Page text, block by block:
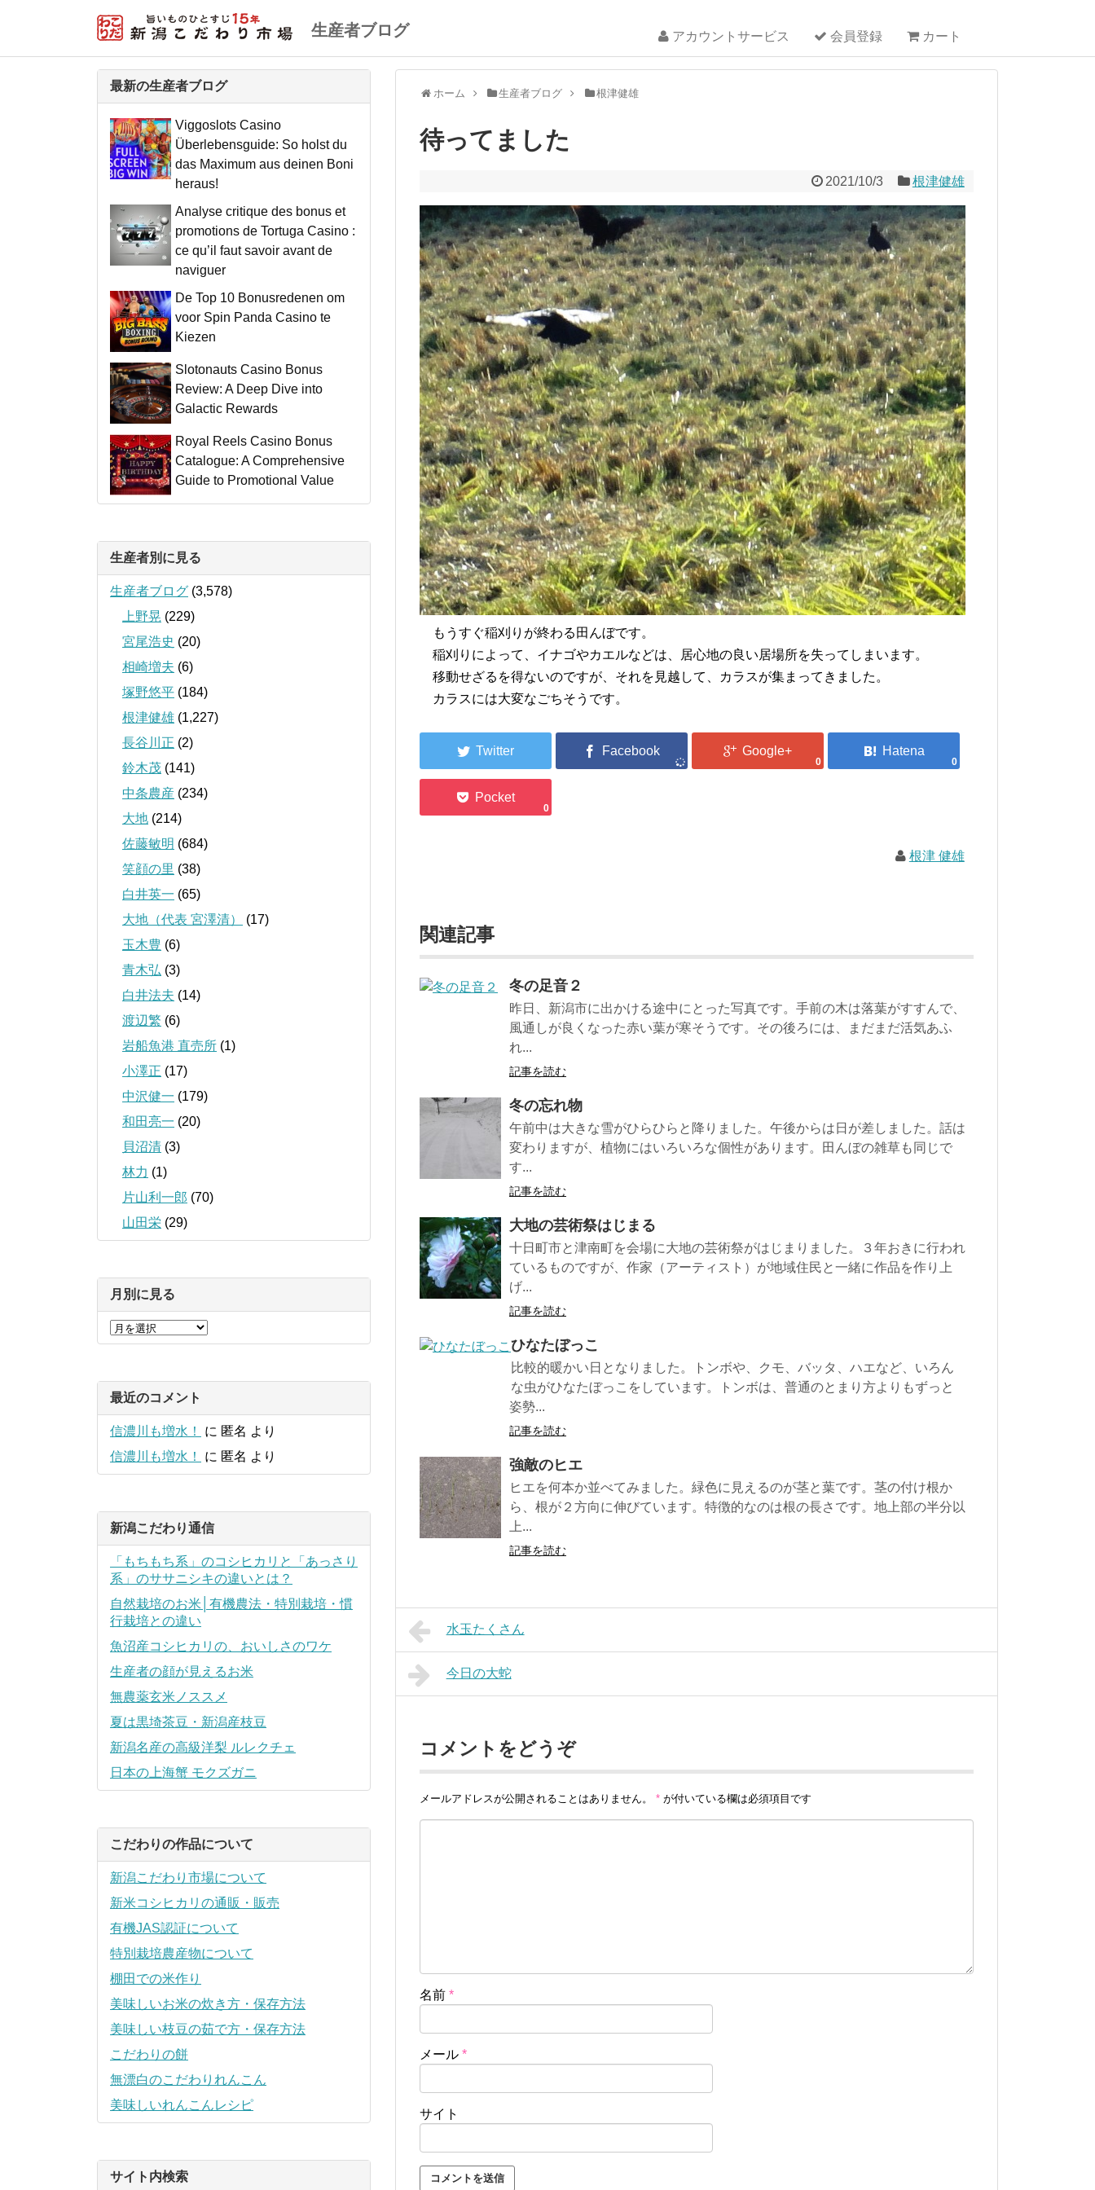
生産者ブログ アカウントサービス 会員登録 カート
ホーム 生産者ブログ 根津健雄
待ってました
2021/10/3 根津健雄
もうすぐ稲刈りが終わる田んぼです。
稲刈りによって、イナゴやカエルなどは、居心地の良い居場所を失ってしまいます。
移動せざるを得ないのですが、それを見越して、カラスが集まってきました。
カラスには大変なごちそうです。
0 0
0
根津 健雄
関連記事
冬の足音２
昨日、新潟市に出かける途中にとった写真です。手前の木は落葉がすすんで、
風通しが良くなった赤い葉が寒そうです。その後ろには、まだまだ活気あふ
れ...
記事を読む
冬の忘れ物
午前中は大きな雪がひらひらと降りました。午後からは日が差しました。話は
変わりますが、植物にはいろいろな個性があります。田んぼの雑草も同じで
す...
記事を読む
大地の芸術祭はじまる
十日町市と津南町を会場に大地の芸術祭がはじまりました。３年おきに行われ
ているものですが、作家（アーティスト）が地域住民と一緒に作品を作り上
げ...
記事を読む
ひなたぼっこ
比較的暖かい日となりました。トンボや、クモ、バッタ、ハエなど、いろん
な虫がひなたぼっこをしています。トンボは、普通のとまり方よりもずっと
姿勢...
記事を読む
強敵のヒエ
ヒエを何本か並べてみました。緑色に見えるのが茎と葉です。茎の付け根か
ら、根が２方向に伸びています。特徴的なのは根の長さです。地上部の半分以
上...
記事を読む
水玉たくさん
今日の大蛇
コメントをどうぞ
メールアドレスが公開されることはありません。 * が付いている欄は必須項目です
名前 *
メール *
サイト
最新の生産者ブログ
Viggoslots Casino
Überlebensguide: So holst du
das Maximum aus deinen Boni
heraus!
Analyse critique des bonus et
promotions de Tortuga Casino :
ce qu’il faut savoir avant de
naviguer
De Top 10 Bonusredenen om
voor Spin Panda Casino te
Kiezen
Slotonauts Casino Bonus
Review: A Deep Dive into
Galactic Rewards
Royal Reels Casino Bonus
Catalogue: A Comprehensive
Guide to Promotional Value
生産者別に見る
生産者ブログ (3,578)
上野晃 (229)
宮尾浩史 (20)
相崎増夫 (6)
塚野悠平 (184)
根津健雄 (1,227)
長谷川正 (2)
鈴木茂 (141)
中条農産 (234)
大地 (214)
佐藤敏明 (684)
笑顔の里 (38)
白井英一 (65)
大地（代表 宮澤清）
(17)
玉木豊 (6)
青木弘 (3)
白井法夫 (14)
渡辺繁 (6)
岩船魚港 直売所 (1)
小澤正 (17)
中沢健一 (179)
和田亮一 (20)
貝沼清 (3)
林力 (1)
片山利一郎 (70)
山田栄 (29)
月別に見る
最近のコメント
信濃川も増水！ に 匿名 より
信濃川も増水！
に 匿名 より
新潟こだわり通信
「もちもち系」のコシヒカリと「あっさり
系」のササニシキの違いとは？
自然栽培のお米│有機農法・特別栽培・慣
行栽培との違い
魚沼産コシヒカリの、おいしさのワケ
生産者の顔が見えるお米
無農薬玄米ノススメ
夏は黒埼茶豆・新潟産枝豆
新潟名産の高級洋梨 ルレクチェ
日本の上海蟹 モクズガニ
こだわりの作品について
新潟こだわり市場について
新米コシヒカリの通販・販売
有機JAS認証について
特別栽培農産物について
棚田での米作り
美味しいお米の炊き方・保存方法
美味しい枝豆の茹で方・保存方法
こだわりの餅
無漂白のこだわりれんこん
美味しいれんこんレシピ
サイト内検索